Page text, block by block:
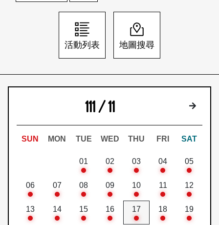
日本語 登入/註冊
活動列表 地圖搜尋
111 / 11 下個月
SUN MON TUE WED THU FRI SAT
01 02 03 04 05
06 07 08 09 10 11 12
13 14 15 16 17 18 19